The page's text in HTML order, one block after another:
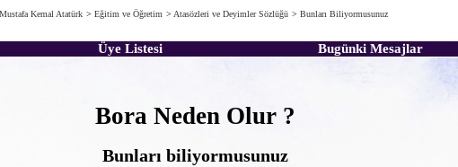
Kemal Atatürk >Eğitim ve Öğretim > Atasözleri ve Deyimler Sözlüğü >Bunları Biliyormusunuz
Üye Listesi Bugünki Mesajlar
Bora Neden Olur ?
Bunları biliyormusunuz